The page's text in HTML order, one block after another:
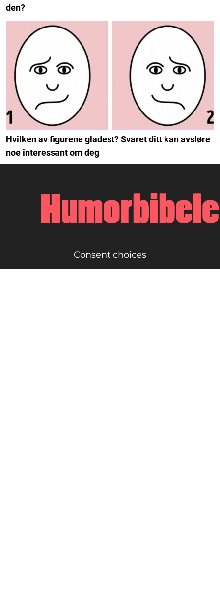
den?
Hvilken av figurene gladest? Svaret ditt kan avsløre
noe interessant om deg
Consent choices